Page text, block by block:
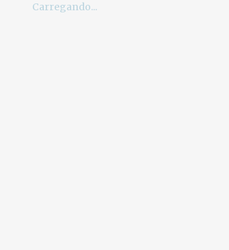
Carregando...